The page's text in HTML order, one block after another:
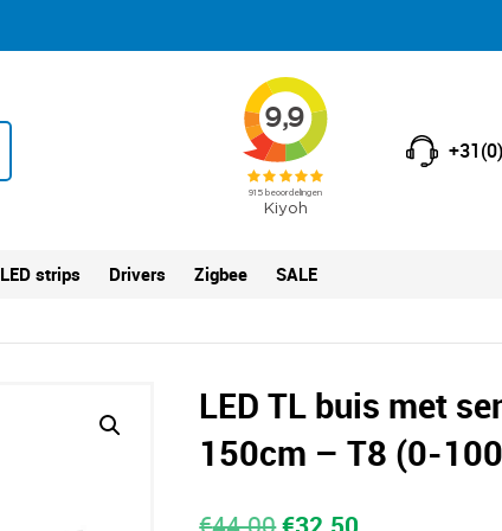
LED strips Drivers Zigbee SALE
LED TL buis met
150cm – T8 (0-
Oorspronkelijke